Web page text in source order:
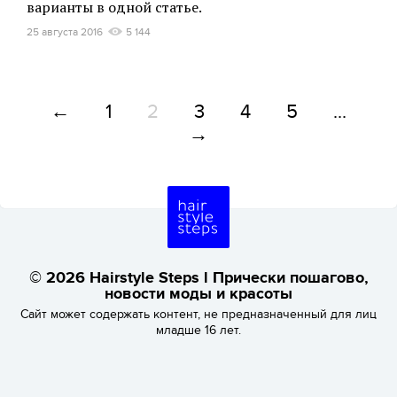
варианты в одной статье.
25 августа 2016 5 144
← 1 2 3 4 5
...
→
© 2026 Hairstyle Steps l Прически пошагово,
новости моды и красоты
Сайт может содержать контент, не предназначенный для лиц
младше 16 лет.